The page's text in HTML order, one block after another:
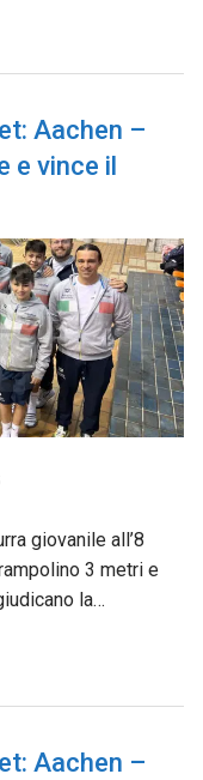
Aachen –
e vince il
giovanile all’8
3 metri e
la…
Aachen –